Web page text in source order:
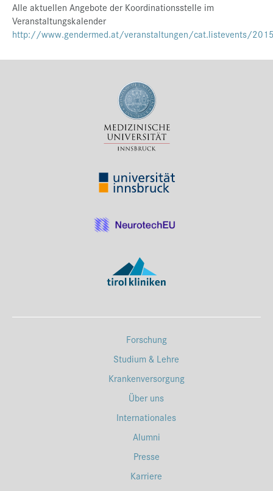
Alle aktuellen Angebote der Koordinationsstelle im
Veranstaltungskalender
http://www.gendermed.at/veranstaltungen/cat.listevents/
Forschung
Studium & Lehre
Krankenversorgung
Über uns
Internationales
Alumni
Presse
Karriere